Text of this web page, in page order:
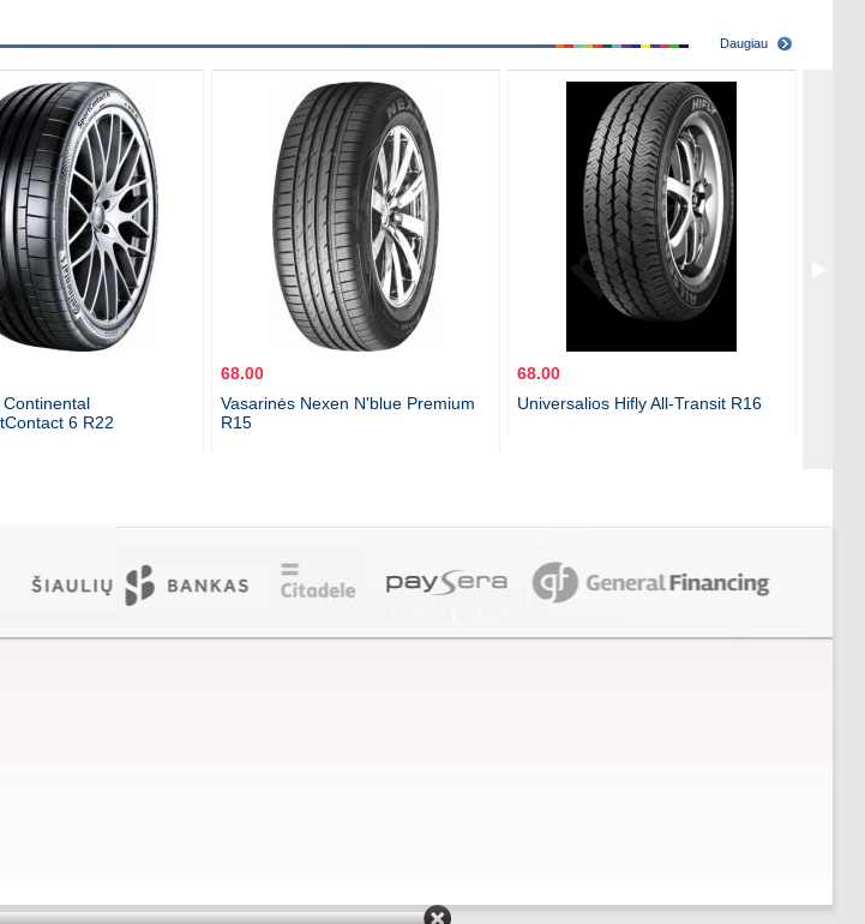
Daugiau
6 R22
68.00
Vasarinės Nexen N'blue Premium
R15
68.00
Universalios Hifly All-Transit R16